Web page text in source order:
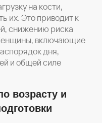
на кости,
их. Это приводит к
снижению риска
включающие
дня,
и общей силе
возрасту и